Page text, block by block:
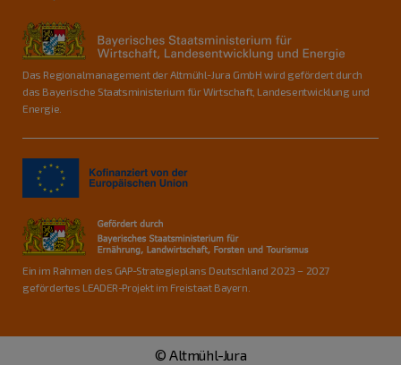
Das Regionalmanagement der Altmühl-Jura GmbH wird gefördert durch
das Bayerische Staatsministerium für Wirtschaft, Landesentwicklung und
Energie.
Ein im Rahmen des GAP-Strategieplans Deutschland 2023 – 2027
gefördertes LEADER-Projekt im Freistaat Bayern.
© Altmühl-Jura